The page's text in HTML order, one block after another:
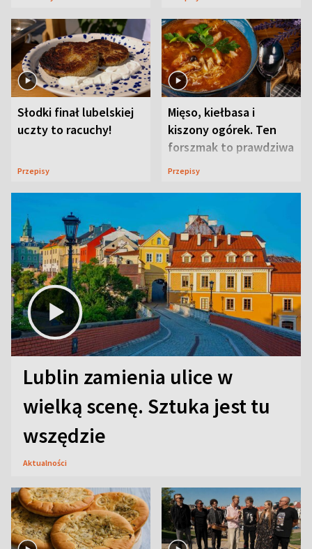
Słodki finał lubelskiej
uczty to racuchy!
Przepisy
Mięso, kiełbasa i
kiszony ogórek. Ten
forszmak to prawdziwa
uczta
Przepisy
Lublin zamienia ulice w
wielką scenę. Sztuka jest tu
wszędzie
Aktualności